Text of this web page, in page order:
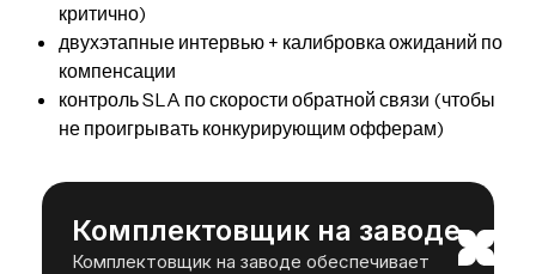
критично)
двухэтапные интервью + калибровка ожиданий по
компенсации
контроль SLA по скорости обратной связи (чтобы
не проигрывать конкурирующим офферам)
Комплектовщик на заводе
Комплектовщик на заводе обеспечивает